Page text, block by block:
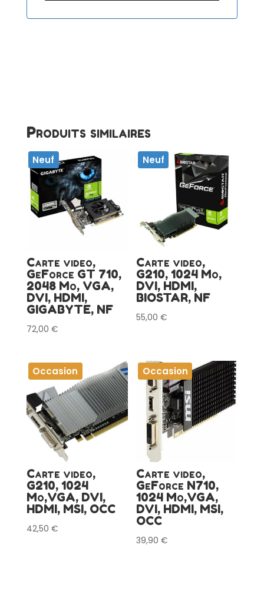
Produits similaires
Neuf
Carte video,
GeForce GT 710,
2048 Mo, VGA,
DVI, HDMI,
GIGABYTE, NF
72,00 €
Neuf
Carte video,
G210, 1024 Mo,
DVI, HDMI,
BIOSTAR, NF
55,00€
Occasion
Carte video,
G210, 1024
Mo,VGA, DVI,
HDMI, MSI, OCC
42,50 €
Occasion
Carte video,
GeForce N710,
1024 Mo,VGA,
DVI, HDMI, MSI,
OCC
39,90€